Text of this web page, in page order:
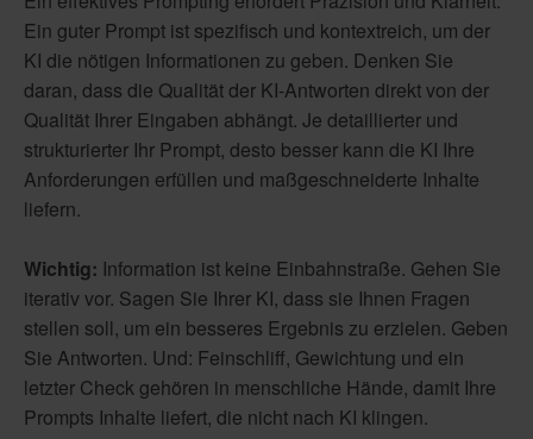
Ein guter Prompt ist spezifisch und kontextreich, um der
KI die nötigen Informationen zu geben. Denken Sie
daran, dass die Qualität der KI-Antworten direkt von der
Qualität Ihrer Eingaben abhängt. Je detaillierter und
strukturierter Ihr Prompt, desto besser kann die KI Ihre
Anforderungen erfüllen und maßgeschneiderte Inhalte
liefern.
Wichtig: Information ist keine Einbahnstraße. Gehen Sie
iterativ vor. Sagen Sie Ihrer KI, dass sie Ihnen Fragen
stellen soll, um ein besseres Ergebnis zu erzielen. Geben
Sie Antworten. Und: Feinschliff, Gewichtung und ein
letzter Check gehören in menschliche Hände, damit Ihre
Prompts Inhalte liefert, die nicht nach KI klingen.